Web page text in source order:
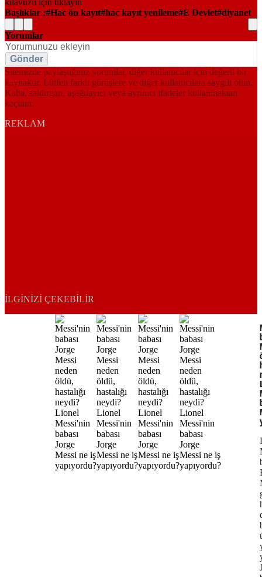
Başlıklar : Hac ön kayıt hac kayıt yenileme E Devlet diyanet
Yorumlar
Gönder
Sitemizde paylaştığınız yorumlar, diğer kullanıcılar için değerli bir
kaynaktır. Lütfen farklı görüşlere ve diğer kullanıcılara saygılı olun.
Kaba, saldırgan, aşağılayıcı veya ayrımcı ifadeler kullanmaktan
kaçının.
REKLAM
İLGINIZI ÇEKEBILIR